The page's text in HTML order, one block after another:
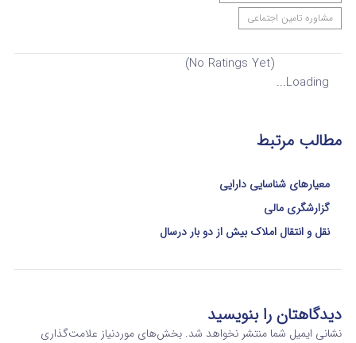
مشاوره تامین اجتماعی
(No Ratings Yet)
Loading...
مطالب مرتبط
معیارهای شناسایی دارایی
گزارشگری مالی
نقل و انتقال املاک بیش از دو بار درسال
دیدگاهتان را بنویسید
نشانی ایمیل شما منتشر نخواهد شد. بخش‌های موردنیاز علامت‌گذاری